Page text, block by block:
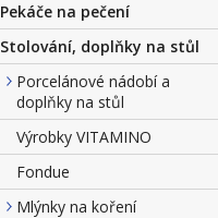
Pekáče na pečení
Stolování, doplňky na stůl
Porcelánové nádobí a
doplňky na stůl
Výrobky VITAMINO
Fondue
Mlýnky na koření